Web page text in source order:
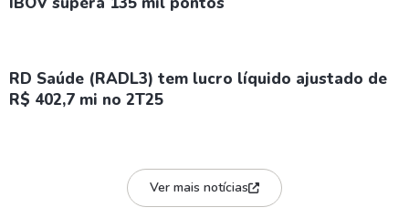
RD Saúde (RADL3) tem lucro líquido ajustado de
R$ 402,7 mi no 2T25
Ver mais notícias